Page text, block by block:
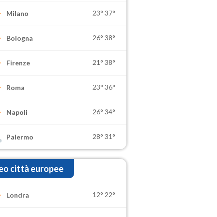
Milano 23° 37°
Bologna 26° 38°
Firenze 21° 38°
Roma 23° 36°
Napoli 26° 34°
Palermo 28° 31°
città europee
Londra 12° 22°